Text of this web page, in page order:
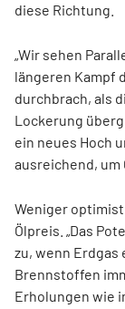
diese Richtung.
„Wir sehen
längeren Kampf
durchbrach, als
Lockerung
ein neues Hoch
ausreichend, um
Weniger
Ölpreis. „Das
zu, wenn Erdgas
Brennstoffen
Erholungen wie